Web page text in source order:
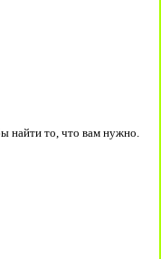
найти то, что вам нужно.